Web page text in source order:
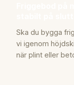
Ska du bygga
vi igenom
när plint eller